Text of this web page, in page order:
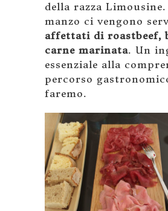
della razza
manzo ci vengono
affettati di roastbeef,
carne marinata. Un
essenziale alla
percorso
faremo.